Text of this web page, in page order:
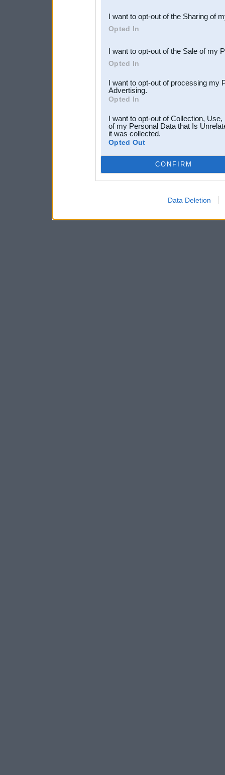
Downstream Participants
third parties.
I want to opt-out of the Sharing of
Opted In
I want to opt-out of the Sale of my
Opted In
I want to opt-out of processing my
Advertising.
Opted In
I want to opt-out of Collection,
of my Personal Data that Is
it was collected.
Opted Out
CONFIRM
Data Deletion